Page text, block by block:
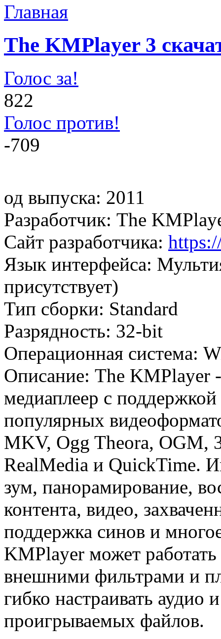
Главная
The KMPlayer 3
Голос за!
822
Голос против!
-709
од выпуска: 2011
Разработчик: The
Сайт разработчика:
Язык интерфейса:
присутствует)
Тип сборки: Standard
Разрядность: 32-bit
Операционная система:
Описание: The
медиаплеер с
популярных
MKV, Ogg Theora, OGM,
RealMedia и QuickTime.
зум, панорамирование,
контента, видео,
поддержка синов и
KMPlayer может
внешними фильтрами и
гибко настраивать аудио
проигрываемых файлов.